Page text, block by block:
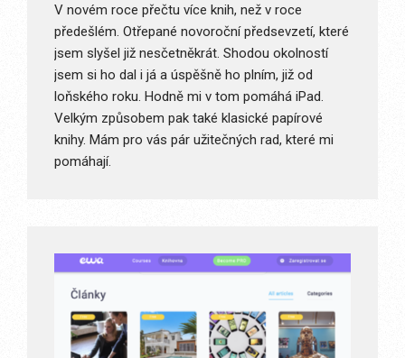
V novém roce přečtu více knih, než v roce
předešlém. Otřepané novoroční předsevzetí, které
jsem slyšel již nesčetněkrát. Shodou okolností
jsem si ho dal i já a úspěšně ho plním, již od
loňského roku. Hodně mi v tom pomáhá iPad.
Velkým způsobem pak také klasické papírové
knihy. Mám pro vás pár užitečných rad, které mi
pomáhají.